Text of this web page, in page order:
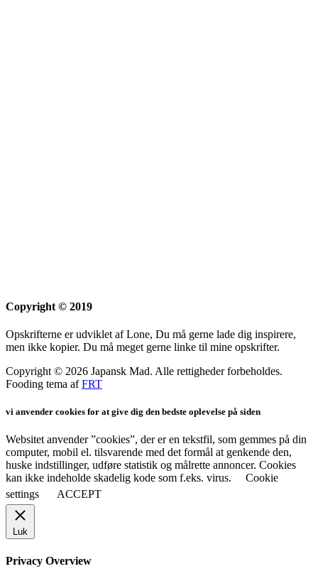
Copyright © 2019
Opskrifterne er udviklet af Lone, Du må gerne lade dig inspirere,
men ikke kopier. Du må meget gerne linke til mine opskrifter.
Copyright © 2026 Japansk Mad. Alle rettigheder forbeholdes.
Fooding tema afFRT
vi anvender cookies for at give dig den bedste oplevelse på siden
Websitet anvender ”cookies”, der er en tekstfil, som gemmes på din
computer, mobil el. tilsvarende med det formål at genkende den,
huske indstillinger, udføre statistik og målrette annoncer. Cookies
kan ikke indeholde skadelig kode som f.eks. virus.
Cookie
settings
ACCEPT
Luk
Privacy Overview